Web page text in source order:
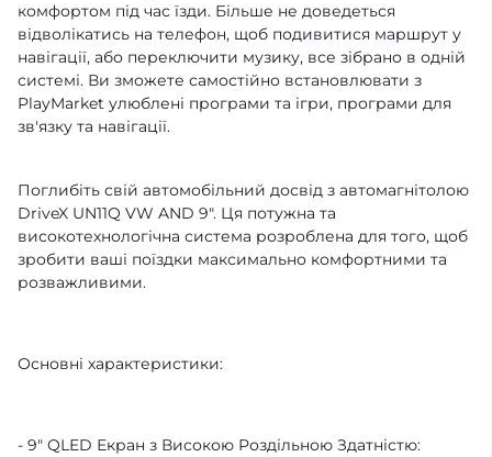
комфортом під час їзди. Більше не доведеться
відволікатись на телефон, щоб подивитися маршрут у
навігації, або переключити музику, все зібрано в одній
системі. Ви зможете самостійно встановлювати з
PlayMarket улюблені програми та ігри, програми для
зв'язку та навігації.
Поглибіть свій автомобільний досвід з автомагнітолою
DriveX UN11Q VW AND 9". Ця потужна та
високотехнологічна система розроблена для того, щоб
зробити ваші поїздки максимально комфортними та
розважливими.
Основні характеристики:
- 9" QLED Екран з Високою Роздільною Здатністю: